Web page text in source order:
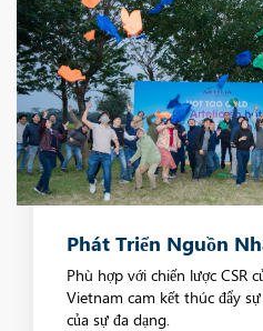
Phát Triển Nguồn
Phù hợp với chiến lược CSR
Vietnam cam kết thúc đẩy
của sự đa dạng.